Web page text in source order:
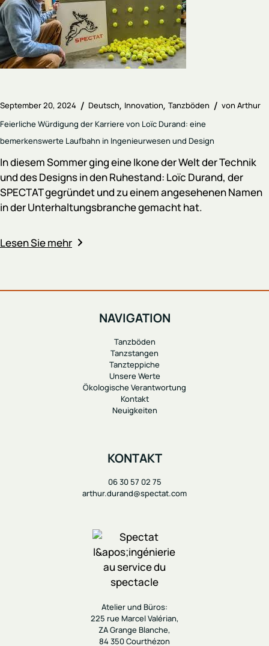
September 20, 2024 Deutsch Innovation Tanzböden von Arthur
Feierliche Würdigung der Karriere von Loïc Durand: eine
bemerkenswerte Laufbahn in Ingenieurwesen und Design
In diesem Sommer ging eine Ikone der Welt der Technik
und des Designs in den Ruhestand: Loïc Durand, der
SPECTAT gegründet und zu einem angesehenen Namen
in der Unterhaltungsbranche gemacht hat.
Lesen Sie mehr
NAVIGATION
Tanzböden
Tanzstangen
Tanzteppiche
Unsere Werte
Ökologische Verantwortung
Kontakt
Neuigkeiten
KONTAKT
06 30 57 02 75
arthur.durand@spectat.com
Atelier und Büros:
225 rue Marcel Valérian,
ZA Grange Blanche,
84 350 Courthézon